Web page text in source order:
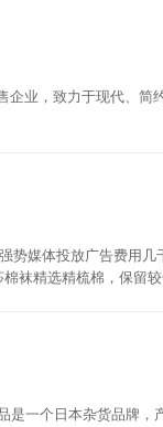
业，致力于现代、
媒体投放广告费用几
袜精选精梳棉，保留
一个日本杂货品牌，